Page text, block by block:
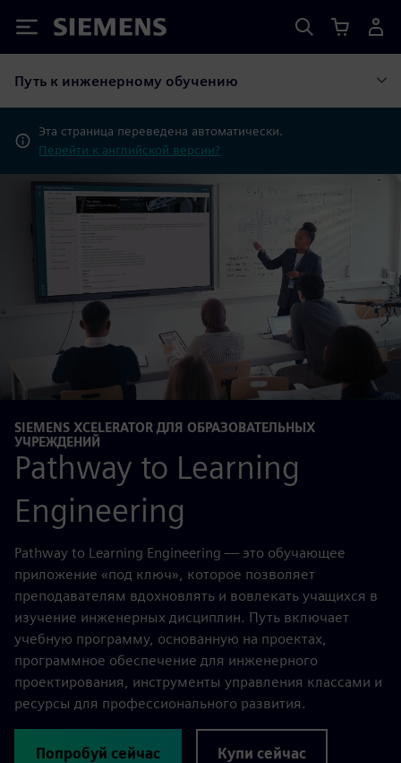
Siemens
Путь к инженерному обучению
Эта страница переведена автоматически.
Перейти к английской версии?
SIEMENS XCELERATOR ДЛЯ ОБРАЗОВАТЕЛЬНЫХ
УЧРЕЖДЕНИЙ
Pathway to Learning
Engineering
Pathway to Learning Engineering — это обучающее
приложение «под ключ», которое позволяет
преподавателям вдохновлять и вовлекать учащихся в
изучение инженерных дисциплин. Путь включает
учебную программу, основанную на проектах,
программное обеспечение для инженерного
проектирования, инструменты управления классами и
ресурсы для профессионального развития.
Попробуй сейчас Купи сейчас